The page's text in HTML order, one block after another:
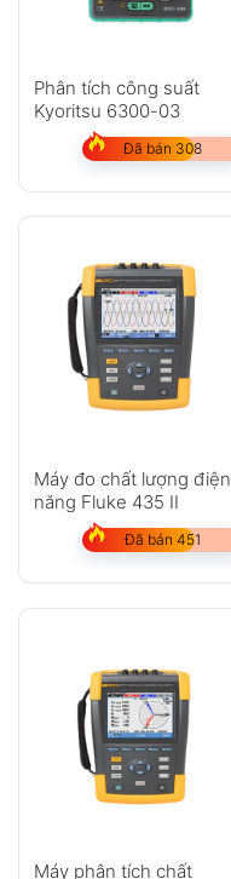
Phân tích công suất
Kyoritsu 6300-03
Đã bán 308
Máy đo chất lượng điện
năng Fluke 435 II
Đã bán 451
Máy phân tích chất